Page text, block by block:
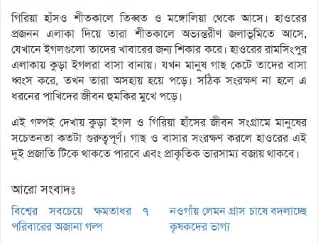
গিরিয়া হাঁসও শীতকালে তিব্বত ও মঙ্গোলিয়া থেকে আসে। হাওরের
প্রজনন এলাকা দিয়ে তারা শীতকালে অভ্যন্তরীণ জলাভূমিতে আসে,
যেখানে ইগলগুলো তাদের খাবারের জন্য শিকার করে। হাওরের রামসিংপুর
এলাকায় কুড়া ইগলরা বাসা বানায়। যখন মানুষ গাছ কেটে তাদের বাসা
ধ্বংস করে, তখন তারা অসহায় হয়ে পড়ে। সঠিক সংরক্ষণ না হলে এ
ধরনের পাখিদের জীবন হুমকির মুখে পড়ে।
এই গল্পই দেখায় কুড়া ইগল ও গিরিয়া হাঁসের জীবন সংগ্রামে মানুষের
সচেতনতা কতটা গুরুত্বপূর্ণ। গাছ ও বাসার সংরক্ষণ করলে হাওরের এই
দুই প্রজাতি টিকে থাকতে পারবে এবং প্রাকৃতিক ভারসাম্য বজায় থাকবে।
আরো সংবাদঃ
বিশ্বের সবচেয়ে ক্ষমতাধর ৭
পরিবারের অজানা গল্প
নওগাঁয় লেমন গ্রাস চাষে বদলাচ্ছে
কৃষকদের ভাগ্য